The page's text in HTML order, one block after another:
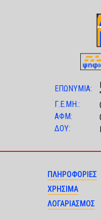
ΕΠΩΝΥΜΙΑ:
Γ.Ε.ΜΗ.:
ΑΦΜ:
ΔΟΥ:
ΠΛΗΡΟΦΟΡΙΕΣ
ΧΡΗΣΙΜΑ
ΛΟΓΑΡΙΑΣΜΟΣ